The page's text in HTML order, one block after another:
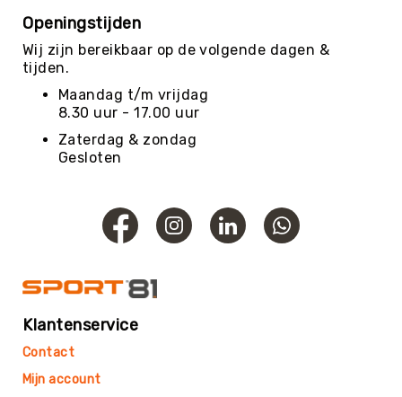
Yoga
Bolsters
Accessoires
KinderYoga
Meditatiekussens
Yogamat
reiniging
Zaalvoetballen
Zeskamp
Zwemmen
BALLEN
Sportballen
Openingstijden
Wij zijn bereikbaar op de volgende dagen &
tijden.
Maandag t/m vrijdag
8.30 uur - 17.00 uur
Zaterdag & zondag
Gesloten
Klantenservice
Contact
Mijn account